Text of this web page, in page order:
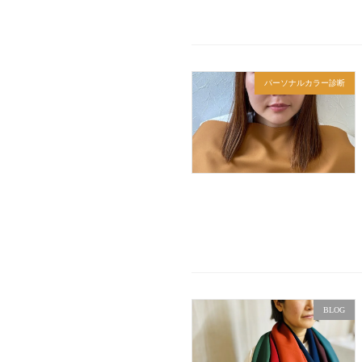
パーソナルカラー診断
BLOG